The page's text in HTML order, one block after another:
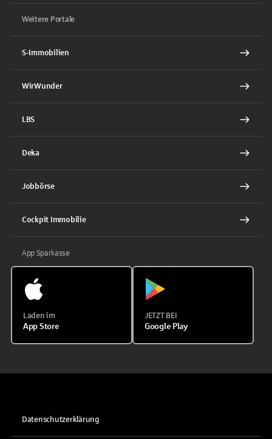
Weitere Portale
S-Immobilien
WirWunder
LBS
Deka
Jobbörse
Cockpit Immobilie
App Sparkasse
Laden im
App Store
JETZT BEI
Google Play
Datenschutzerklärung